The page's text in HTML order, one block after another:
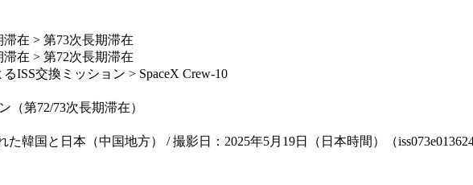
在 > 第73次長期滞在
在 > 第72次長期滞在
ISS交換ミッション > SpaceX Crew-10
（第72/73次長期滞在）
韓国と日本（中国地方） / 撮影日：2025年5月19日（日本時間）（